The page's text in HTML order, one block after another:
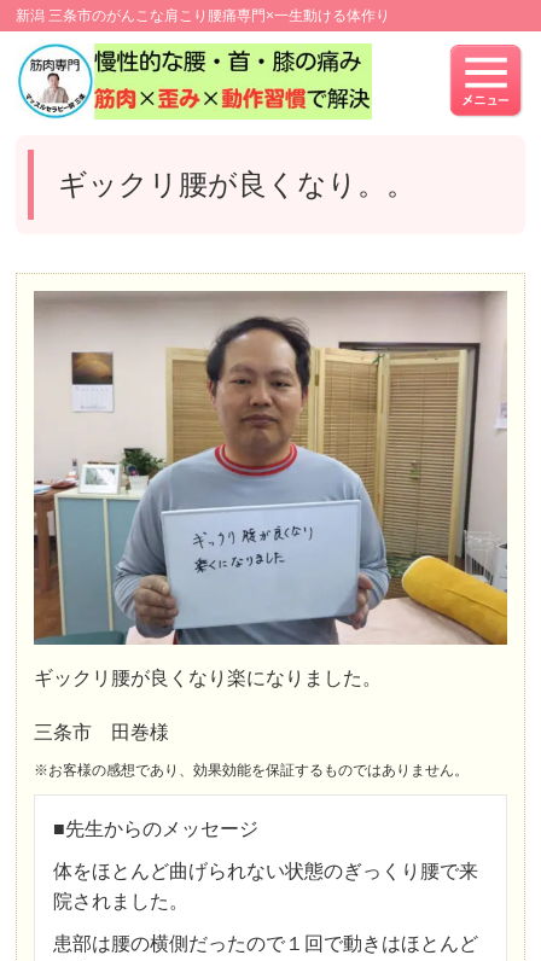
新潟 三条市のがんこな肩こり腰痛専門×一生動ける体作り
ギックリ腰が良くなり。。
ギックリ腰が良くなり楽になりました。
三条市 田巻様
※お客様の感想であり、効果効能を保証するものではありません。
■先生からのメッセージ
体をほとんど曲げられない状態のぎっくり腰で来
院されました。
患部は腰の横側だったので１回で動きはほとんど